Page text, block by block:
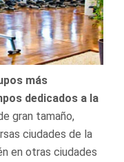
más
dedicados a la
gran tamaño,
ciudades de la
en otras ciudades